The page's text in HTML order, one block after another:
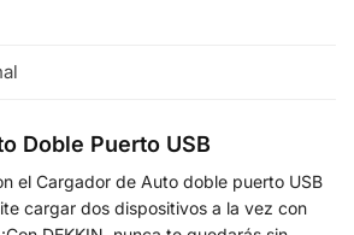
Doble Puerto USB
el Cargador de Auto doble puerto USB
cargar dos dispositivos a la vez con